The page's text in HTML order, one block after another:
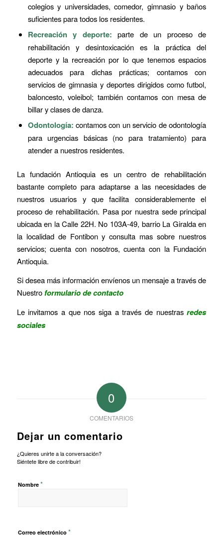
colegios y universidades, comedor, gimnasio y baños
suficientes para todos los residentes.
Recreación y deporte: parte de un proceso de
rehabilitación y desintoxicación es la práctica del
deporte y la recreación por lo que tenemos espacios
adecuados para dichas prácticas; contamos con
servicios de gimnasia y deportes dirigidos como futbol,
baloncesto, voleibol; también contamos con mesa de
billar y clases de danza.
Odontología: contamos con un servicio de odontología
para urgencias básicas (no para tratamiento) para
atender a nuestros residentes.
La fundación Antioquia es un centro de rehabilitación
bastante completo para adaptarse a las necesidades de
nuestros usuarios y que facilita considerablemente el
proceso de rehabilitación. Pasa por nuestra sede principal
ubicada en la Calle 22H. No 103A-49, barrio La Giralda en
la localidad de Fontibon y consulta mas sobre nuestros
servicios; cuenta con nosotros, cuenta con la Fundación
Antioquia.
Si desea más información envíenos un mensaje a través de
Nuestroformulario de contacto
Le invitamos a que nos siga a través de nuestrasredes
sociales
0
COMENTARIOS
Dejar un comentario
¿Quieres unirte a la conversación?
Siéntete libre de contribuir!
Nombre *
Correo electrónico *